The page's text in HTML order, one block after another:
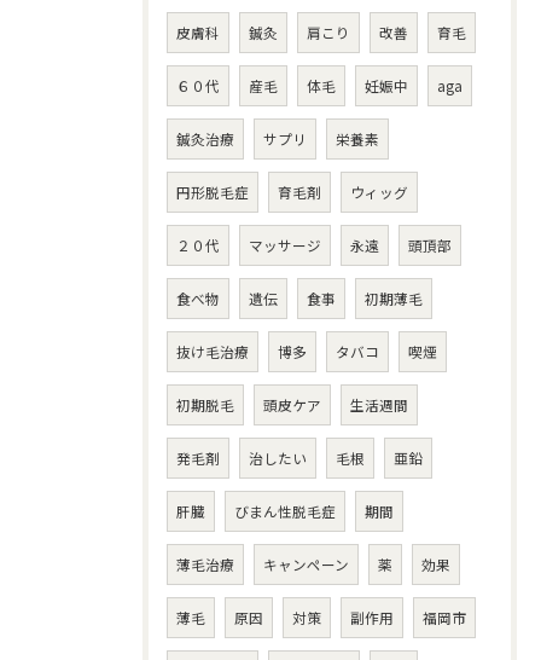
皮膚科 鍼灸 肩こり 改善 育毛
６０代 産毛 体毛 妊娠中 aga
鍼灸治療 サプリ 栄養素
円形脱毛症 育毛剤 ウィッグ
２０代 マッサージ 永遠 頭頂部
食べ物 遺伝 食事 初期薄毛
抜け毛治療 博多 タバコ 喫煙
初期脱毛 頭皮ケア 生活週間
発毛剤 治したい 毛根 亜鉛
肝臓 びまん性脱毛症 期間
薄毛治療 キャンペーン 薬 効果
薄毛 原因 対策 副作用 福岡市